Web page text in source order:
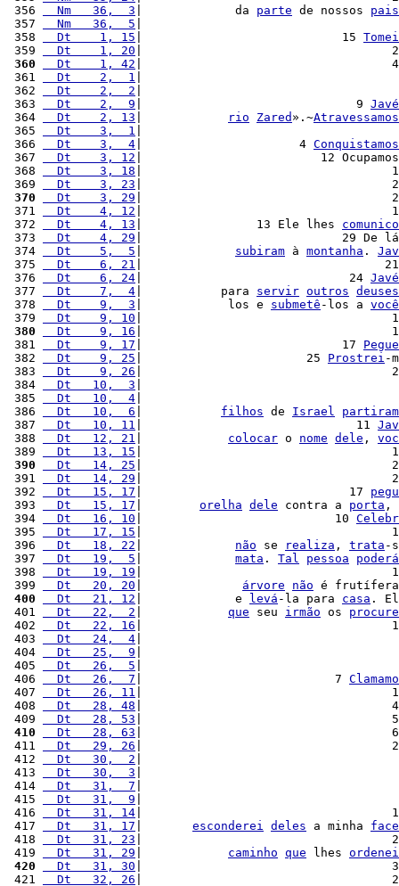
356
  Nm   36,  3
|             da parte de nossos pais
357
  Nm   36,  5
358
  Dt    1, 15
|                            15 Tomei
359
  Dt    1, 20
|
360
  Dt    1, 42
|
361
  Dt    2,  1
362
  Dt    2,  2
363
  Dt    2,  9
|                              9 Javé
364
  Dt    2, 13
rio Zared ».~Atravessamos
365
  Dt    3,  1
366
  Dt    3,  4
|                      4 Conquistamos
367
  Dt    3, 12
|                         12
368
  Dt    3, 18
|
369
  Dt    3, 23
|
370
  Dt    3, 29
|
371
  Dt    4, 12
|
372
  Dt    4, 13
|                13 Ele lhes
373
  Dt    4, 29
|                            29 De
374
  Dt    5,  5
subiram à montanha .
375
  Dt    6, 21
|
376
  Dt    6, 24
|                             24 Javé
377
  Dt    7,  4
|           para servir outros deuses
378
  Dt    9,  3
|            los e submetê -los a você
379
  Dt    9, 10
|
380
  Dt    9, 16
|
381
  Dt    9, 17
|                            17
382
  Dt    9, 25
|                       25 Prostrei -
383
  Dt    9, 26
|
384
  Dt   10,  3
385
  Dt   10,  4
386
  Dt   10,  6
filhos de Israel
partiram
387
  Dt   10, 11
|                              11
388
  Dt   12, 21
colocar o nome dele ,
389
  Dt   13, 15
|
390
  Dt   14, 25
|
391
  Dt   14, 29
|
392
  Dt   15, 17
|                             17
393
  Dt   15, 17
orelha dele contra a porta ,
394
  Dt   16, 10
|                           10
395
  Dt   17, 15
|
396
  Dt   18, 22
não se realiza , trata -
397
  Dt   19,  5
mata . Tal pessoa
poderá
398
  Dt   19, 19
|
399
  Dt   20, 20
árvore não é
400
  Dt   21, 12
|             e levá -la para casa .
401
  Dt   22,  2
que seu irmão os procure
402
  Dt   22, 16
|
403
  Dt   24,  4
404
  Dt   25,  9
405
  Dt   26,  5
406
  Dt   26,  7
|                           7
407
  Dt   26, 11
|
408
  Dt   28, 48
|
409
  Dt   28, 53
|
410
  Dt   28, 63
|
411
  Dt   29, 26
|
412
  Dt   30,  2
413
  Dt   30,  3
414
  Dt   31,  7
415
  Dt   31,  9
416
  Dt   31, 14
|
417
  Dt   31, 17
esconderei deles a minha face
418
  Dt   31, 23
|
419
  Dt   31, 29
caminho que lhes ordenei
420
  Dt   31, 30
|
421
  Dt   32, 26
|